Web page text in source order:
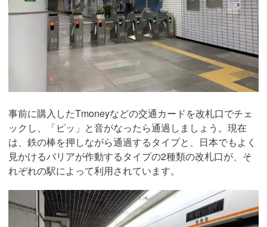
事前に購入したTmoneyなどの交通カードを改札口でチェ
ックし、「ピッ」と音がなったら通過しましょう。現在
は、鉄の棒を押しながら通過するタイプと、日本でもよく
見かけるバリアが作動するタイプの2種類の改札口が、そ
れぞれの駅によって利用されています。